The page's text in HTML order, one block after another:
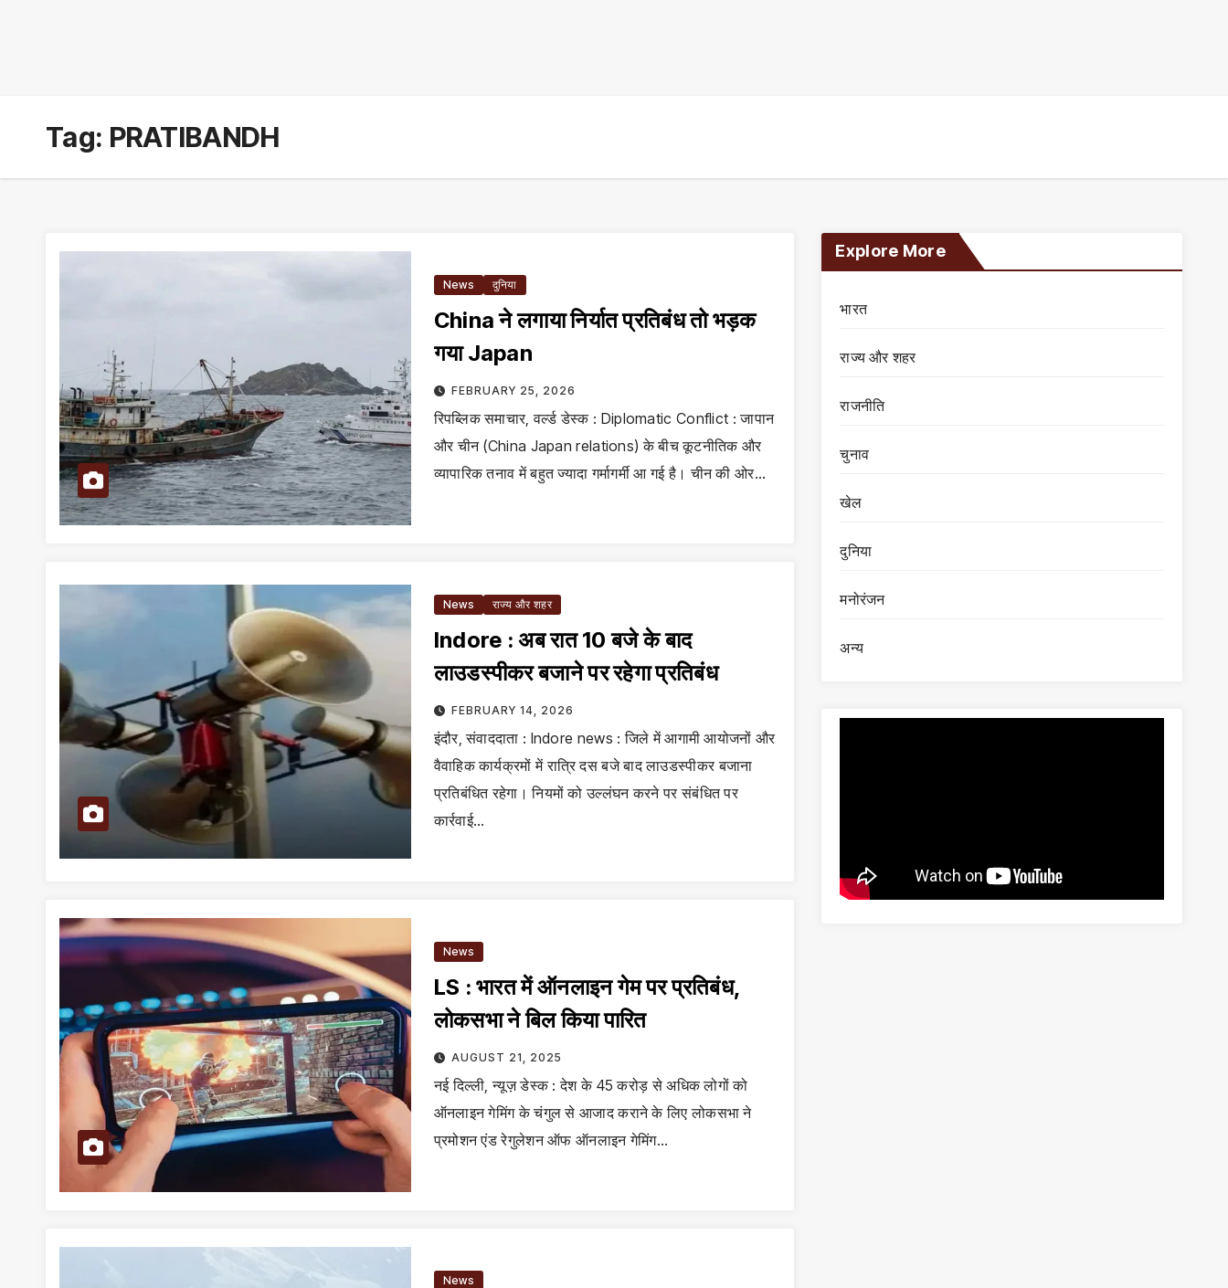
Tag: PRATIBANDH
News दुनिया
China ने लगाया निर्यात प्रतिबंध तो भड़क
गया Japan
FEBRUARY 25, 2026
रिपब्लिक समाचार, वर्ल्ड डेस्क : Diplomatic Conflict : जापान
और चीन (China Japan relations) के बीच कूटनीतिक और
व्यापारिक तनाव में बहुत ज्यादा गर्मागर्मी आ गई है। चीन की ओर…
News राज्य और शहर
Indore : अब रात 10 बजे के बाद
लाउडस्पीकर बजाने पर रहेगा प्रतिबंध
FEBRUARY 14, 2026
इंदौर, संवाददाता : Indore news : जिले में आगामी आयोजनों और
वैवाहिक कार्यक्रमों में रात्रि दस बजे बाद लाउडस्पीकर बजाना
प्रतिबंधित रहेगा। नियमों को उल्लंघन करने पर संबंधित पर
कार्रवाई…
News
LS : भारत में ऑनलाइन गेम पर प्रतिबंध,
लोकसभा ने बिल किया पारित
AUGUST 21, 2025
नई दिल्ली, न्यूज़ डेस्क : देश के 45 करोड़ से अधिक लोगों को
ऑनलाइन गेमिंग के चंगुल से आजाद कराने के लिए लोकसभा ने
प्रमोशन एंड रेगुलेशन ऑफ ऑनलाइन गेमिंग…
News
Explore More
भारत
राज्य और शहर
राजनीति
चुनाव
खेल
दुनिया
मनोरंजन
अन्य